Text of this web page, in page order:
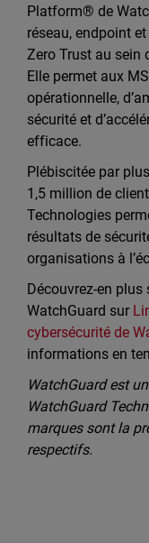
Platform® de
réseau, endpoint
Zero Trust au sein
Elle permet aux
opérationnelle,
sécurité et
efficace.
Plébiscitée par
1,5 million de
Technologies
résultats de
organisations à
Découvrez-en
WatchGuard sur
cybersécurité de
informations en
WatchGuard est
WatchGuard
marques sont la
respectifs.